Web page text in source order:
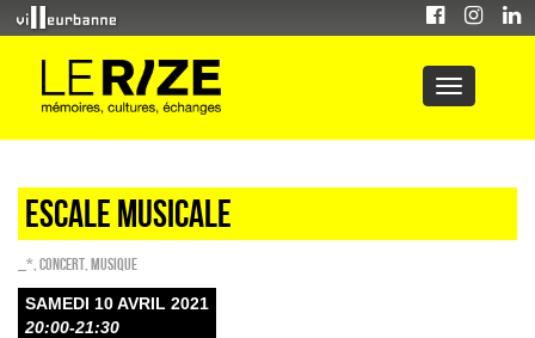
Escale musicale
_* Concert Musique
SAMEDI 10 AVRIL 2021
20:00-21:30